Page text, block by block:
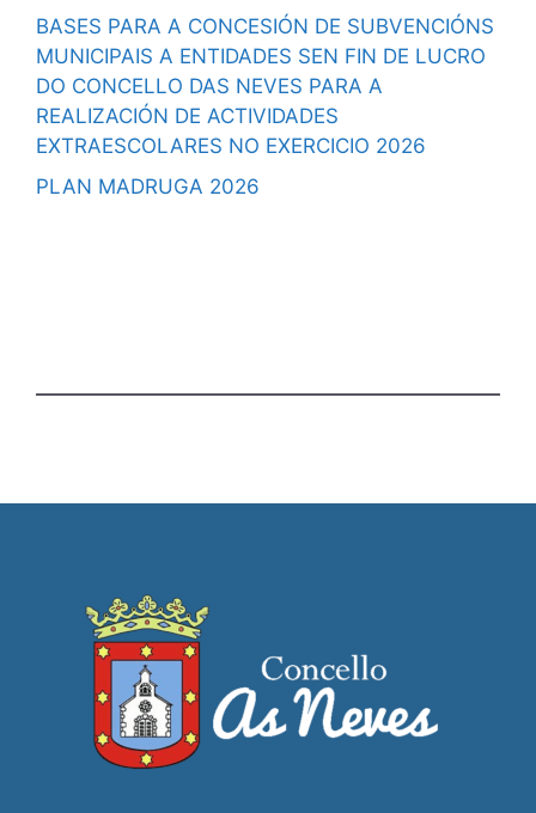
BASES PARA A CONCESIÓN DE SUBVENCIÓNS
MUNICIPAIS A ENTIDADES SEN FIN DE LUCRO
DO CONCELLO DAS NEVES PARA A
REALIZACIÓN DE ACTIVIDADES
EXTRAESCOLARES NO EXERCICIO 2026
PLAN MADRUGA 2026